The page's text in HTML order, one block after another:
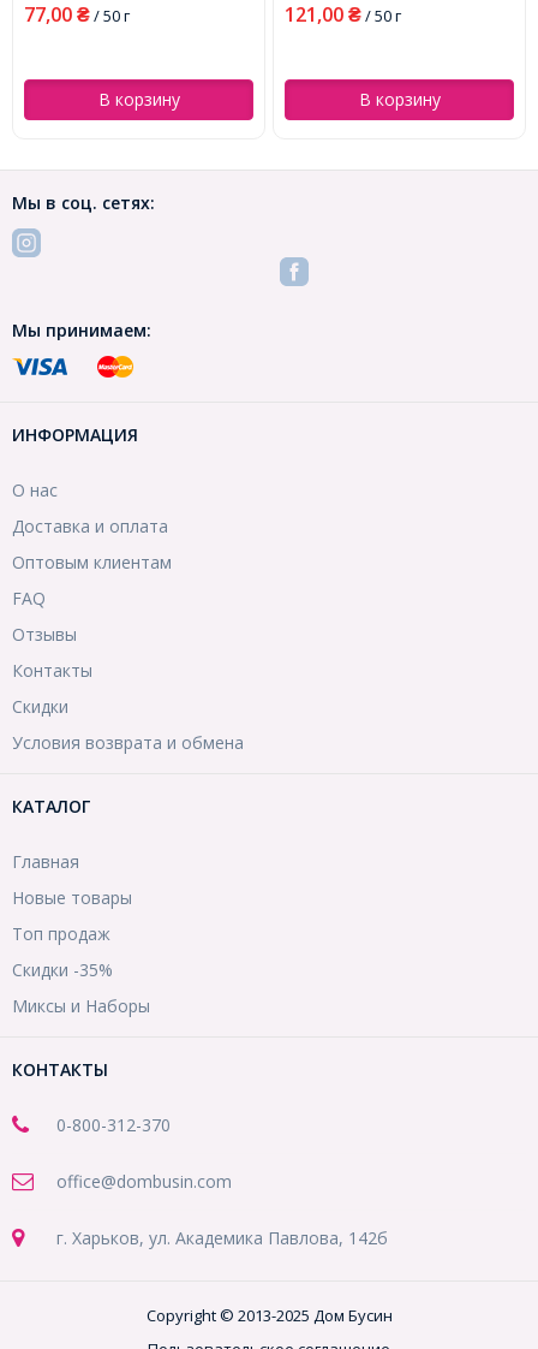
77,00 ₴/ 50 г
В корзину
121,00 ₴/ 50 г
В корзину
Мы в соц. сетях:
Мы принимаем:
ИНФОРМАЦИЯ
О нас
Доставка и оплата
Оптовым клиентам
FAQ
Отзывы
Контакты
Скидки
Условия возврата и обмена
КАТАЛОГ
Главная
Новые товары
Топ продаж
Скидки -35%
Миксы и Наборы
КОНТАКТЫ
0-800-312-370
office@dombusin.com
г. Харьков, ул. Академика Павлова, 142б
Copyright © 2013-2025 Дом Бусин